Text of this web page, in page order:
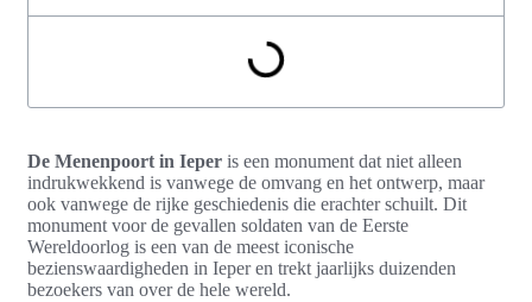
De Menenpoort in Ieper is een monument dat niet alleen
indrukwekkend is vanwege de omvang en het ontwerp, maar
ook vanwege de rijke geschiedenis die erachter schuilt. Dit
monument voor de gevallen soldaten van de Eerste
Wereldoorlog is een van de meest iconische
bezienswaardigheden in Ieper en trekt jaarlijks duizenden
bezoekers van over de hele wereld.